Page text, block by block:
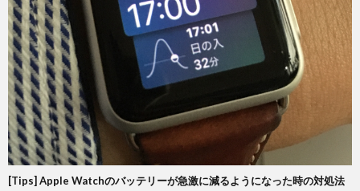
[Tips] Apple Watchのバッテリーが急激に減るようになった時の対処法